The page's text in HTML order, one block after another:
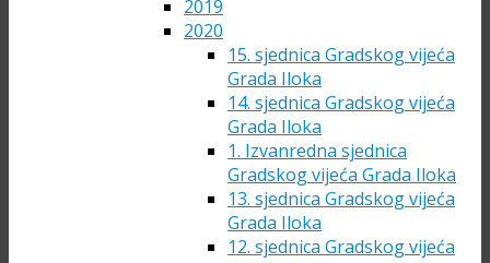
2019
2020
15. sjednica Gradskog vijeća
Grada Iloka
14. sjednica Gradskog vijeća
Grada Iloka
1. Izvanredna sjednica
Gradskog vijeća Grada Iloka
13. sjednica Gradskog vijeća
Grada Iloka
12. sjednica Gradskog vijeća